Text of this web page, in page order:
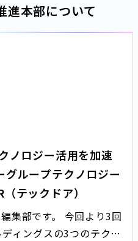
進本部について
ノロジー活用を加速
グループテクノロジー
テックドア）
集部です。 今回より3回
ィングスの3つのテクノ